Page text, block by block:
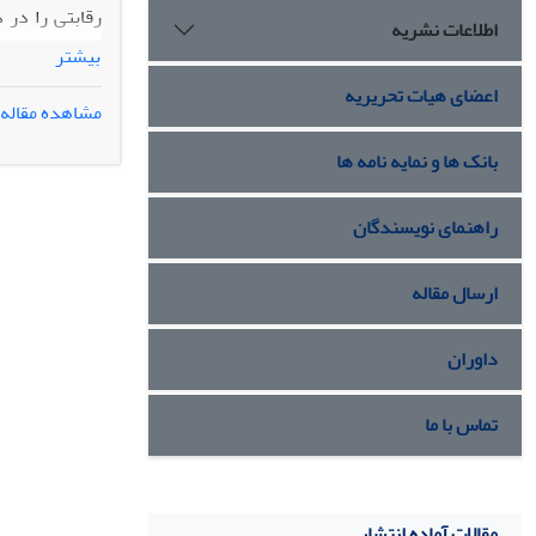
رقابتی را
عمر شتابیده
بیشتر
مشاهده مقاله
اطلاعات نشریه
اعضای هیات تحریریه
بانک ها و نمایه نامه ها
راهنمای نویسندگان
ارسال مقاله
داوران
تماس با ما